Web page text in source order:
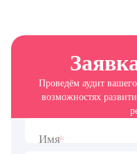
Проведём аудит
возможностях
Имя*